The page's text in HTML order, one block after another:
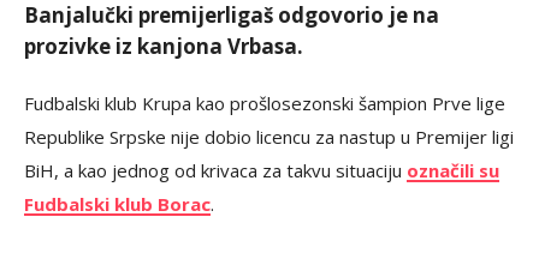
Banjalučki premijerligaš odgovorio je na
prozivke iz kanjona Vrbasa.
Fudbalski klub Krupa kao prošlosezonski šampion Prve lige
Republike Srpske nije dobio licencu za nastup u Premijer ligi
BiH, a kao jednog od krivaca za takvu situaciju označili su
Fudbalski klub Borac.